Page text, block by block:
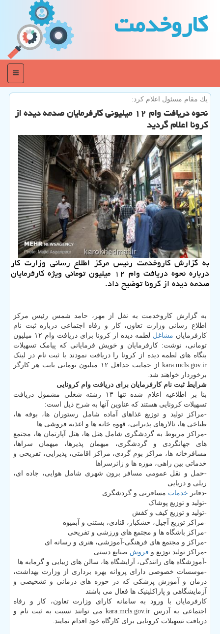
كاروخدمت
منو
یك مقام مسئول اعلام كرد:
نحوه دریافت وام ۱۲ میلیونی كارفرمایان صدمه دیده از
كرونا اعلام گردید
به گزارش كاروخدمت رئیس مركز اطلاع رسانی وزارت كار
درباره نحوه دریافت وام ۱۲ میلیون تومانی ویژه كارفرمایان
صدمه دیده از كرونا توضیح داد.
به گزارش کاروخدمت به نقل از مهر، حامد شمس رئیس مرکز
اطلاع رسانی وزارت تعاون، کار و رفاه اجتماعی درباره ثبت نام
کارفرمایان مشاغل
لطمه دیده از کرونا برای دریافت وام ۱۲ میلیون
تومانی، نوشت: ‏کارفرمایان و خویش فرمایانی که پیامک تسهیلات
بنگاه های لطمه دیده از کرونا را دریافت نمودند با ثبت نام در لینک
kara.mcls.gov.ir‎ از حمایت حداقل ۱۲ میلیون تومانی بابت هر کارگر
برخوردار خواهند شد.
شرایط ثبت نام کارفرمایان برای دریافت وام کرونایی
بنا بر اطلاعیه اعلام شده تنها ۱۳ رشته شغلی مشمول دریافت
تسهیلات کرونایی هستند که عناوین آنها به شرح ذیل است:
-مراکز تولید و توزیع غذاهای آماده شامل رستوران ها، بوفه ها،
طباخی ها، تالارهای پذیرایی، قهوه خانه ها و اغذیه فروشی ها
-مراکز مربوط به گردشگری شامل هتل ها، هتل آپارتمان ها، مجتمع
های جهانگردی و گردشگری، میهمان پذیرها، میهمان سراها،
مسافرخانه ها، مراکز بوم گردی، مراکز اقامتی، پذیرایی، تفریحی و
خدماتی بین راهی، موزه ها و زائرسراها
-حمل و نقل عمومی مسافر برون شهری شامل هوایی، جاده ای،
ریلی و دریایی
-دفاتر خدمات مسافرتی و گردشگری
-تولید و توزیع پوشاک
-تولید و توزیع کیف و کفش
-مراکز توزیع آجیل، خشکبار، قنادی، بستنی و آبمیوه
-مراکز باشگاه ها و مجتمع های ورزشی و تفریحی
-مراکز و مجتمع های فرهنگی-آموزشی، هنری و رسانه ای
-مراکز تولید توزیع و فروش صنایع دستی
-آموزشگاه های رانندگی، آرایشگاه ها، سالن های زیبایی و گرمابه ها
-موسسات خصوصی دارای پروانه بهره برداری از وزارت بهداشت،
درمان و آموزش پزشکی که در حوزه های درمانی و تشخیصی و
آزمایشگاهی و پاراکلینیک ها فعال می باشند
کارفرمایان با ورود به سامانه کارای وزارت تعاون، کار و رفاه
اجتماعی به آدرس kara.mcls.gov.ir می توانند نسبت به ثبت نام و
دریافت تسهیلات کرونایی برای کارگاه خود اقدام نمایند.